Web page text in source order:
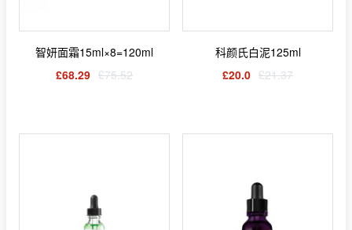
智妍面霜15ml×8=120ml
£68.29 £75.52
科颜氏白泥125ml
£20.0 £21.37